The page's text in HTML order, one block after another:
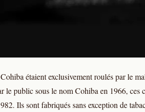
étaient exclusivement roulés par le
le public sous le nom Cohiba en 1966, ces
Ils sont fabriqués sans exception de